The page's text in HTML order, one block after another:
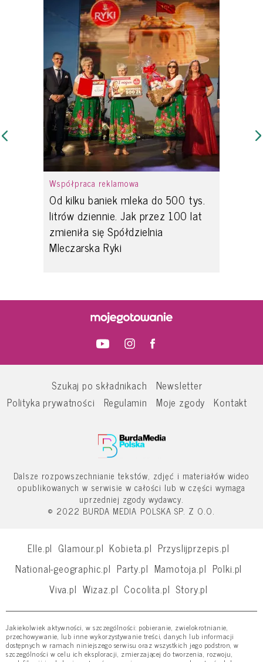
Współpraca reklamowa
Od kilku baniek mleka do 500 tys.
litrów dziennie. Jak przez 100 lat
zmieniła się Spółdzielnia
Mleczarska Ryki
Szukaj po składnikach
Newsletter
Polityka prywatności
Regulamin Moje zgody Kontakt
Dalsze rozpowszechnianie tekstów, zdjęć i materiałów wideo
opublikowanych w serwisie w całości lub w części wymaga
uprzedniej zgody wydawcy.
© 2022 BURDA MEDIA POLSKA SP. Z O.O.
Elle.pl Glamour.pl Kobieta.pl Przyslijprzepis.pl
National-geographic.pl Party.pl Mamotoja.pl Polki.pl
Viva.pl Wizaz.pl Cocolita.pl Story.pl
Jakiekolwiek aktywności, w szczególności: pobieranie, zwielokrotnianie,
przechowywanie, lub inne wykorzystywanie treści, danych lub informacji
dostępnych w ramach niniejszego serwisu oraz wszystkich jego podstron, w
szczególności w celu ich eksploracji, zmierzającej do tworzenia, rozwoju,